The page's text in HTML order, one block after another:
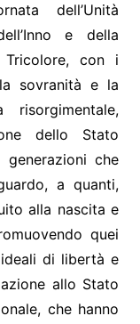
dell’Unità
e della
con i
sovranità e la
risorgimentale,
dello Stato
che
a quanti,
alla nascita e
quei
di libertà e
allo Stato
che hanno